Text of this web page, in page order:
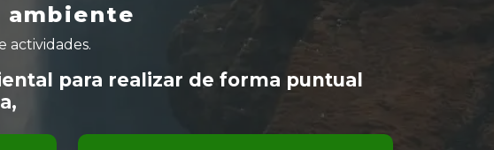
ambiente
actividades.
para realizar de forma puntual